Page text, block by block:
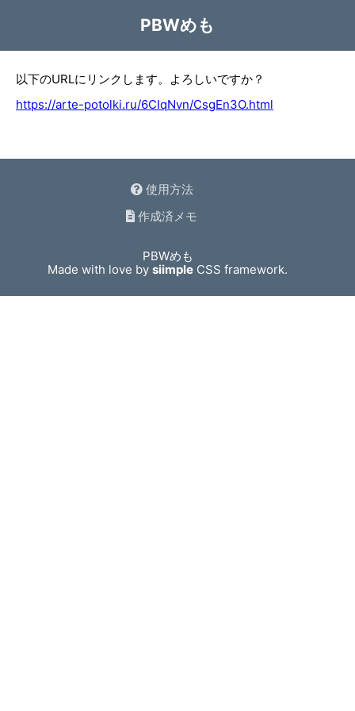
PBWめも
以下のURLにリンクします。よろしいですか？
https://arte-potolki.ru/6CIqNvn/CsgEn3O.html
使用方法
作成済メモ
PBWめも
Made with love bysiimple CSS framework.